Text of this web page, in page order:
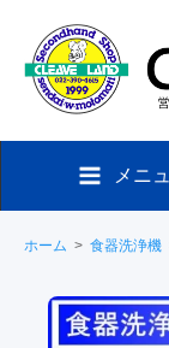
メニ
ホーム > 食器洗浄機